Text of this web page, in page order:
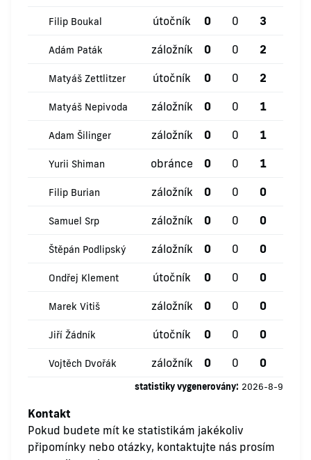
Filip Boukal útočník 0 0 3
Adám Paták záložník 0 0 2
Matyáš Zettlitzer útočník 0 0 2
Matyáš Nepivoda záložník 0 0 1
Adam Šilinger záložník 0 0 1
Yurii Shiman obránce 0 0 1
Filip Burian záložník 0 0 0
Samuel Srp záložník 0 0 0
Štěpán Podlipský záložník 0 0 0
Ondřej Klement útočník 0 0 0
Marek Vitiš záložník 0 0 0
Jiří Žádník útočník 0 0 0
Vojtěch Dvořák záložník 0 0 0
statistiky vygenerovány: 2026-8-9
Kontakt
Pokud budete mít ke statistikám jakékoliv
připomínky nebo otázky, kontaktujte nás prosím